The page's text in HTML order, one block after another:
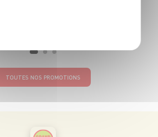
TOUTES NOS PROMOTIONS